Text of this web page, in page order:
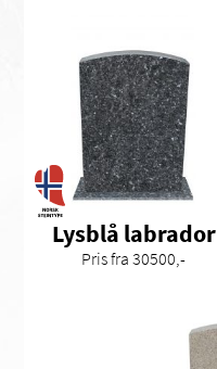
Lysblå labrador
Pris fra 30500,-